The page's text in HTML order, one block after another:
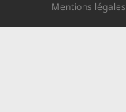
Mentions légales